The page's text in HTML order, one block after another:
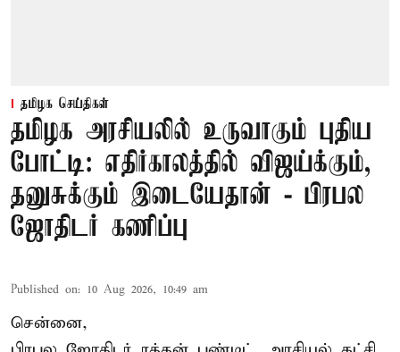
தமிழக செய்திகள்
தமிழக அரசியலில் உருவாகும் புதிய
போட்டி: எதிர்காலத்தில் விஜய்க்கும்,
தனுசுக்கும் இடையேதான் - பிரபல
ஜோதிடர் கணிப்பு
Published on: 10 Aug 2026, 10:49 am
சென்னை,